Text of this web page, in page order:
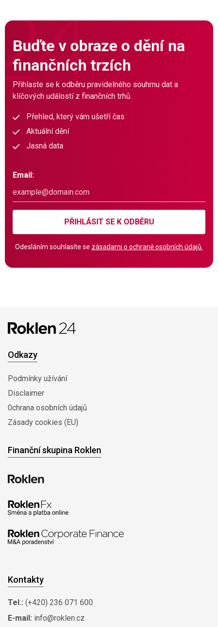
Buďte v obraze o dění na
finančních trzích
Přihlaste se k odběru pravidelného souhrnu dat a
klíčových událostí z finančních trhů.
Přehled, který vám ušetří čas
Aktuální dění
Jasná data
Email:
PŘIHLÁSIT SE K ODBĚRU
Odesláním souhlasíte se zásadami o ochraně osobních údajů.
Odkazy
Podmínky užívání
Disclaimer
0chrana osobních údajů
Zásady cookies (EU)
Finanční skupina Roklen
Kontakty
Tel.: (+420) 236 071 600
E-mail: info@roklen.cz